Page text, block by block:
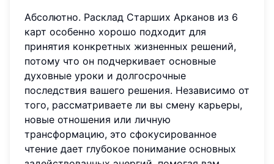
Абсолютно. Расклад Старших Арканов из 6
карт особенно хорошо подходит для
принятия конкретных жизненных решений,
потому что он подчеркивает основные
духовные уроки и долгосрочные
последствия вашего решения. Независимо от
того, рассматриваете ли вы смену карьеры,
новые отношения или личную
трансформацию, это сфокусированное
чтение дает глубокое понимание основных